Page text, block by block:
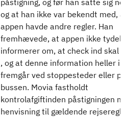
påstigning, og før han satte sig
og at han ikke var bekendt med,
appen havde andre regler. Han
fremhævede, at appen ikke
informerer om, at check ind skal
, og at denne information heller
fremgår ved stoppesteder eller på
bussen. Movia fastholdt
kontrolafgiftinden påstigningen
henvisning til gældende